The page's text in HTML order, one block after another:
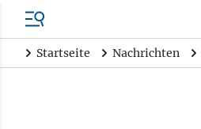
Startseite Nachrichten